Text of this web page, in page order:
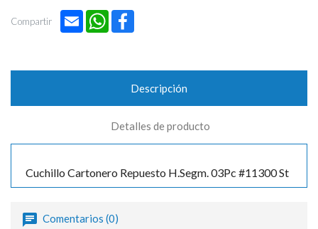
Compartir Email WhatsApp
Descripción
Detalles de producto
Cuchillo Cartonero Repuesto H.Segm. 03Pc #11300 St
Comentarios (0)